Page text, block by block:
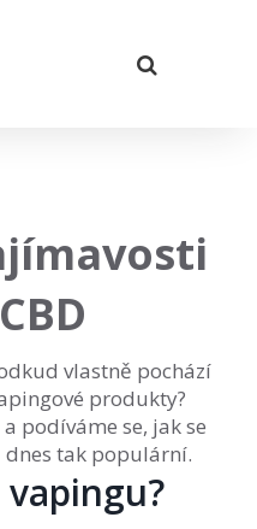
vlastně pochází
produkty?
podíváme se, jak se
tak populární.
vapingu?